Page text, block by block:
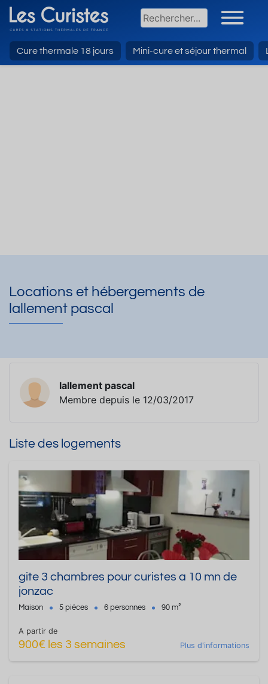
Cure thermale 18 jours Mini-cure et séjour thermal
Locations et hébergements de
lallement pascal
lallement pascal
Membre depuis le 12/03/2017
Liste des logements
gite 3 chambres pour curistes a 10 mn de
jonzac
Maison 5 pièces 6 personnes 90 m²
A partir de
900€ les 3 semaines Plus d'informations